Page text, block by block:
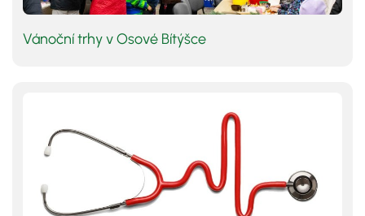
Vánoční trhy v Osové Bítýšce